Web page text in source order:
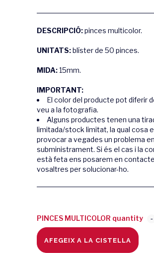
DESCRIPCIÓ:pinces multicolor.
UNITATS:blíster de 50 pinces.
MIDA:15mm.
IMPORTANT:
El color del producte pot diferir
veu a la fotografia.
Alguns productes tenen una
limitada/stock limitat, la qual cosa
provocar a vegades un problema
subministrament. Si és el cas i la
està feta ens posarem en
vosaltres per solucionar-ho.
PINCES MULTICOLOR quantity
AFEGEIX A LA CISTELLA